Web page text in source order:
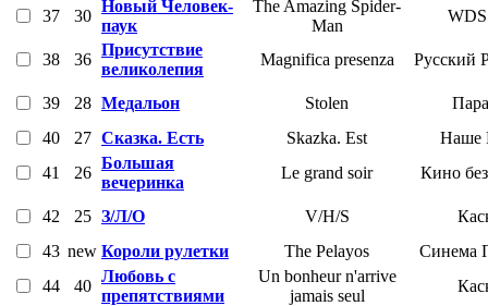
37 30
Новый Человек-
паук
The Amazing Spider-
Man
38 36
Присутствие
великолепия
Magnifica presenza Русский
39 28 Медальон Stolen
40
27 Сказка. Есть Skazka. Est
Наше
41
26
Большая
вечеринка
Le grand soir Кино
42 25 З/Л/О V/H/S
43 new Короли рулетки The Pelayos
Синема
44
40
Любовь с
препятствиями
Un bonheur n'arrive
jamais seul